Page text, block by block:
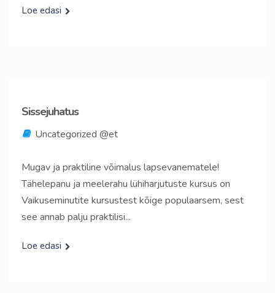
Loe edasi
Sissejuhatus
Uncategorized @et
Mugav ja praktiline võimalus lapsevanematele!
Tähelepanu ja meelerahu lühiharjutuste kursus on
Vaikuseminutite kursustest kõige populaarsem, sest
see annab palju praktilisi...
Loe edasi